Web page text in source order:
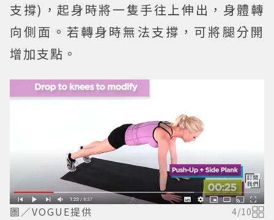
支撐)，起身時將一隻手往上伸出，身體轉
向側面。若轉身時無法支撐，可將腿分開
增加支點。
圖／VOGUE提供 4/10